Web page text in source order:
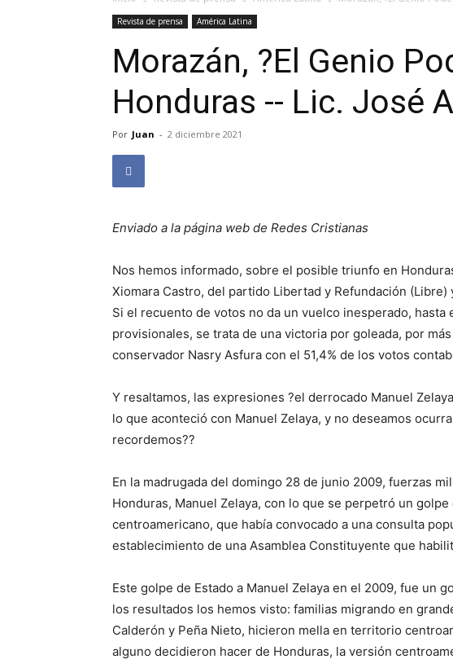
Revista de prensa América Latina
Morazán, ?El Genio
Honduras -- Lic. José
Por Juan - 2 diciembre 2021
Enviado a la página web de Redes Cristianas
Nos hemos informado, sobre el posible triunfo en
Xiomara Castro, del partido Libertad y Refundación
Si el recuento de votos no da un vuelco inesperado, hasta
provisionales, se trata de una victoria por goleada, por
conservador Nasry Asfura con el 51,4% de los votos
Y resaltamos, las expresiones ?el derrocado Manuel
lo que aconteció con Manuel Zelaya, y no deseamos
recordemos??
En la madrugada del domingo 28 de junio 2009, fuerzas
Honduras, Manuel Zelaya, con lo que se perpetró un
centroamericano, que había convocado a una consulta
establecimiento de una Asamblea Constituyente que
Este golpe de Estado a Manuel Zelaya en el 2009, fue un
los resultados los hemos visto: familias migrando en
Calderón y Peña Nieto, hicieron mella en territorio
alguno decidieron hacer de Honduras, la versión